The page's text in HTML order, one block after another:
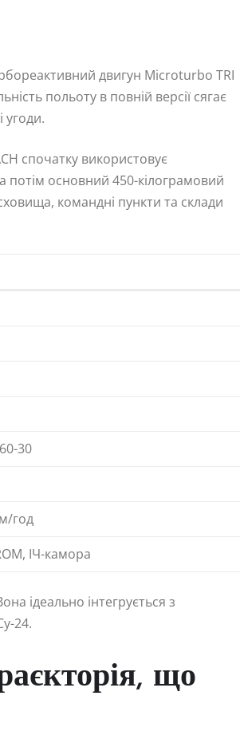
двигун Microturbo TRI
польоту в повній версії сягає
угоди.
спочатку використовує
потім основний 450-кілограмовий
командні пункти та склади
30
год
ІЧ-камора
ідеально інтегрується з
24.
що